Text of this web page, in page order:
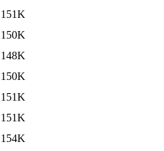
151K
150K
148K
150K
151K
151K
154K